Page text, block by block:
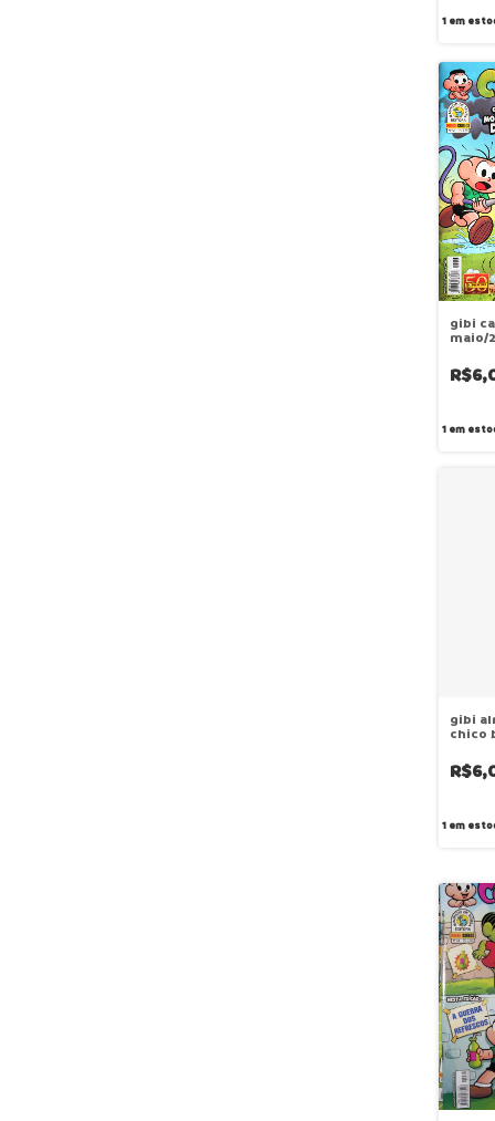
1em
gibi
maio/
1em
gibi
chico
1em